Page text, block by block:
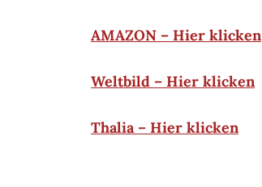
AMAZON – Hier klicken
Weltbild – Hier klicken
Thalia – Hier klicken